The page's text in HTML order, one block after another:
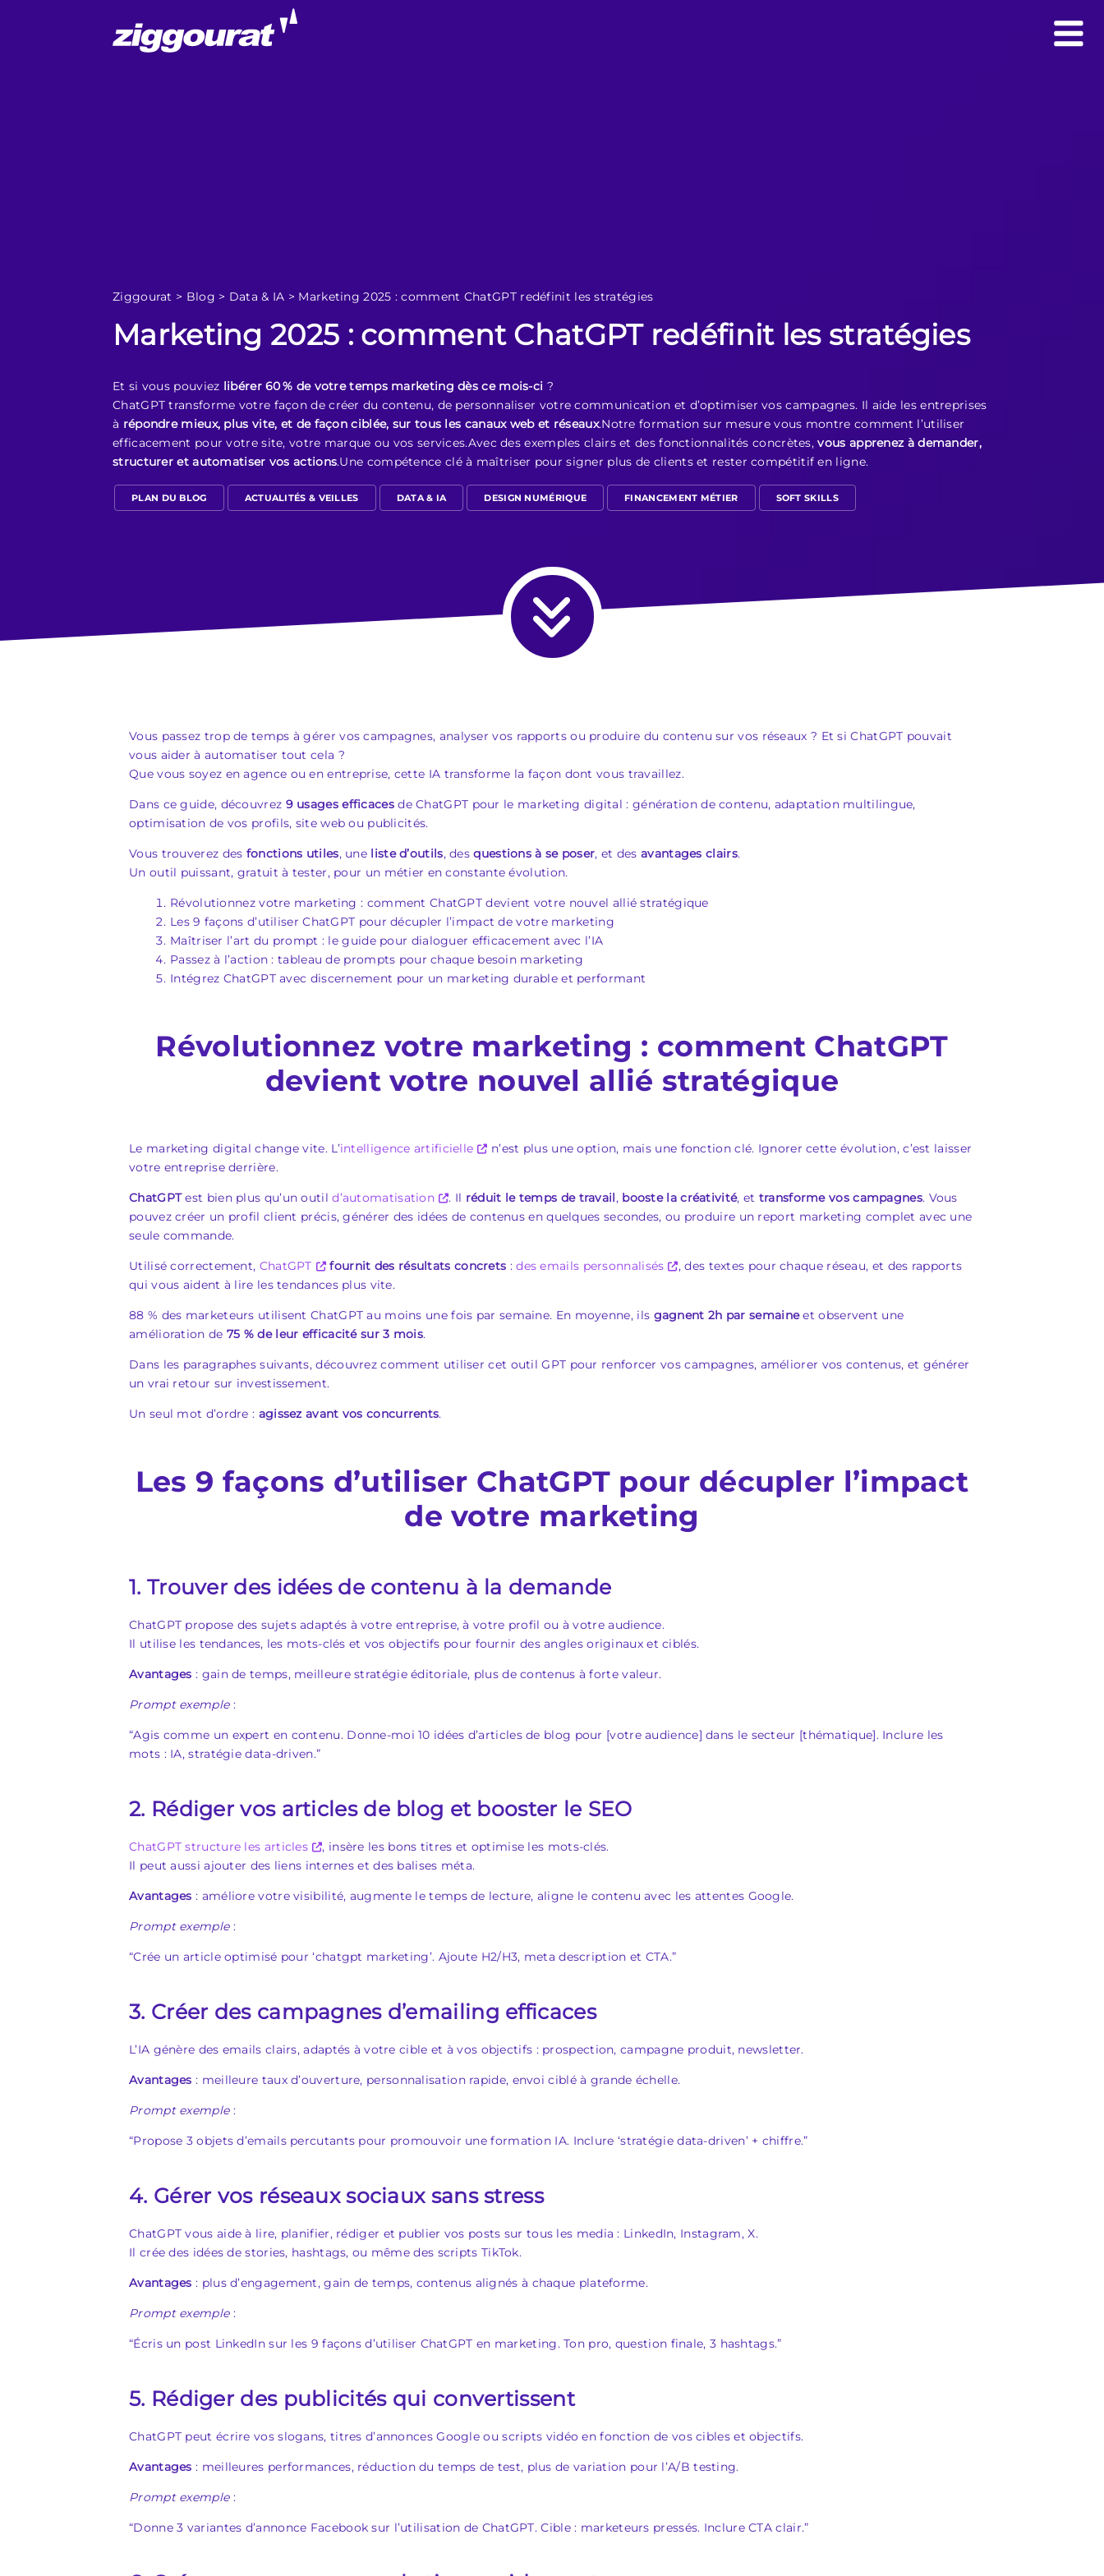
Ziggourat > Blog > Data & IA > Marketing 2025 : comment ChatGPT redéfinit les stratégies
Marketing 2025 : comment ChatGPT redéfinit les stratégies
Et si vous pouviez libérer 60 % de votre temps marketing dès ce mois-ci ?
ChatGPT transforme votre façon de créer du contenu, de personnaliser votre communication et d’optimiser vos campagnes. Il aide les entreprises
à répondre mieux, plus vite, et de façon ciblée, sur tous les canaux web et réseaux.Notre formation sur mesure vous montre comment l’utiliser
efficacement pour votre site, votre marque ou vos services.Avec des exemples clairs et des fonctionnalités concrètes,vous apprenez à demander,
structurer et automatiser vos actions.Une compétence clé à maîtriser pour signer plus de clients et rester compétitif en ligne.
PLAN DU BLOG ACTUALITÉS & VEILLES DATA & IA DESIGN NUMÉRIQUE FINANCEMENT MÉTIER SOFT SKILLS
Vous passez trop de temps à gérer vos campagnes, analyser vos rapports ou produire du contenu sur vos réseaux ? Et si ChatGPT pouvait
vous aider à automatiser tout cela ?
Que vous soyez en agence ou en entreprise, cette IA transforme la façon dont vous travaillez.
Dans ce guide, découvrez 9 usages efficacesde ChatGPT pour le marketing digital : génération de contenu, adaptation multilingue,
optimisation de vos profils, site web ou publicités.
Vous trouverez des fonctions utiles, une liste d’outils, desquestions à se poser, et desavantages clairs.
Un outil puissant, gratuit à tester, pour un métier en constante évolution.
Révolutionnez votre marketing : comment ChatGPT devient votre nouvel allié stratégique
Les 9 façons d’utiliser ChatGPT pour décupler l’impact de votre marketing
Maîtriser l’art du prompt : le guide pour dialoguer efficacement avec l’IA
Passez à l’action : tableau de prompts pour chaque besoin marketing
Intégrez ChatGPT avec discernement pour un marketing durable et performant
Révolutionnez votre marketing : comment ChatGPT
devient votre nouvel allié stratégique
Le marketing digital change vite. L’intelligence artificielle
n’est plus une option, mais une fonction clé. Ignorer cette évolution, c’est laisser
votre entreprise derrière.
ChatGPTest bien plus qu’un outild’automatisation . Il réduit le temps de travail, booste la créativité, et transforme vos campagnes. Vous
pouvez créer un profil client précis, générer des idées de contenus en quelques secondes, ou produire un report marketing complet avec une
seule commande.
Utilisé correctement, ChatGPT fournit des résultats concrets :des emails personnalisés
, des textes pour chaque réseau, et des rapports
qui vous aident à lire les tendances plus vite.
88 % des marketeurs utilisent ChatGPT au moins une fois par semaine. En moyenne, ils gagnent 2h par semaineet observent une
amélioration de 75 % de leur efficacité sur 3 mois.
Dans les paragraphes suivants, découvrez comment utiliser cet outil GPT pour renforcer vos campagnes, améliorer vos contenus, et générer
un vrai retour sur investissement.
Un seul mot d’ordre : agissez avant vos concurrents.
Les 9 façons d’utiliser ChatGPT pour décupler l’impact
de votre marketing
1. Trouver des idées de contenu à la demande
ChatGPT propose des sujets adaptés à votre entreprise, à votre profil ou à votre audience.
Il utilise les tendances, les mots-clés et vos objectifs pour fournir des angles originaux et ciblés.
Avantages : gain de temps, meilleure stratégie éditoriale, plus de contenus à forte valeur.
Prompt exemple:
“Agis comme un expert en contenu. Donne-moi 10 idées d’articles de blog pour [votre audience] dans le secteur [thématique]. Inclure les
mots : IA, stratégie data-driven.”
2. Rédiger vos articles de blog et booster le SEO
ChatGPT structure les articles
, insère les bons titres et optimise les mots-clés.
Il peut aussi ajouter des liens internes et des balises méta.
Avantages : améliore votre visibilité, augmente le temps de lecture, aligne le contenu avec les attentes Google.
Prompt exemple:
“Crée un article optimisé pour ‘chatgpt marketing’. Ajoute H2/H3, meta description et CTA.”
3. Créer des campagnes d’emailing efficaces
L’IA génère des emails clairs, adaptés à votre cible et à vos objectifs : prospection, campagne produit, newsletter.
Avantages : meilleure taux d’ouverture, personnalisation rapide, envoi ciblé à grande échelle.
Prompt exemple:
“Propose 3 objets d’emails percutants pour promouvoir une formation IA. Inclure ‘stratégie data-driven’ + chiffre.”
4. Gérer vos réseaux sociaux sans stress
ChatGPT vous aide à lire, planifier, rédiger et publier vos posts sur tous les media : LinkedIn, Instagram, X.
Il crée des idées de stories, hashtags, ou même des scripts TikTok.
Avantages : plus d’engagement, gain de temps, contenus alignés à chaque plateforme.
Prompt exemple:
“Écris un post LinkedIn sur les 9 façons d’utiliser ChatGPT en marketing. Ton pro, question finale, 3 hashtags.”
5. Rédiger des publicités qui convertissent
ChatGPT peut écrire vos slogans, titres d’annonces Google ou scripts vidéo en fonction de vos cibles et objectifs.
Avantages : meilleures performances, réduction du temps de test, plus de variation pour l’A/B testing.
Prompt exemple:
“Donne 3 variantes d’annonce Facebook sur l’utilisation de ChatGPT. Cible : marketeurs pressés. Inclure CTA clair.”